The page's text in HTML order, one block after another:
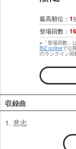
最高順位： 1
登場回数： 16
※「登場回数」
BiZ onlineで公
のランクイン回
収録曲
1. 意志